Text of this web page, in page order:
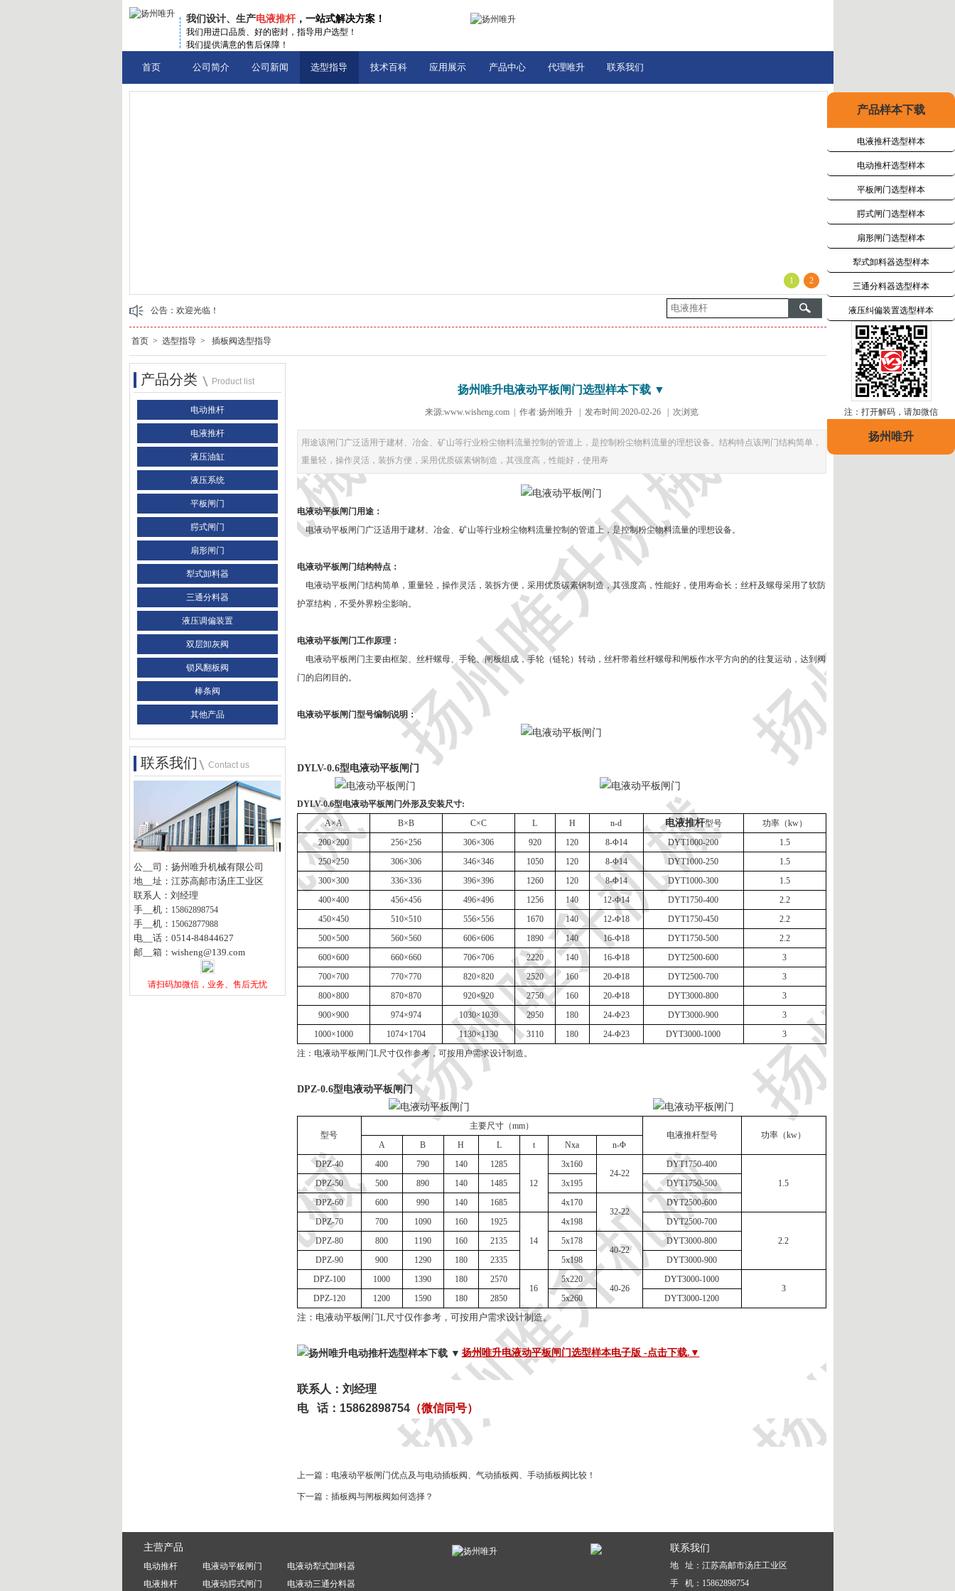
我们设计、生产电液推杆，一站式解决方案！
我们用进口品质、好的密封，指导用户选型！
我们提供满意的售后保障！
首页 公司简介 公司新闻 选型指导 技术百科 应用展示 产品中心 代理唯升 联系我们
1 2
公告： 欢迎光临！
首页 > 选型指导 > 插板阀选型指导
产品分类 Product list
电动推杆
电液推杆
液压油缸
液压系统
平板闸门
腭式闸门
扇形闸门
犁式卸料器
三通分料器
液压调偏装置
双层卸灰阀
锁风翻板阀
棒条阀
其他产品
联系我们 Contact us
公__ 司：扬州唯升机械有限公司
地__ 址：江苏高邮市汤庄工业区
联系人：刘经理
手__ 机： 15862898754
手__ 机： 15062877988
电__话： 0514-84844627
邮__ 箱： wisheng@139.com
请扫码加微信，业务、售后无忧​
扬州唯升电液动平板闸门选型样本下载 ▼
来源:www.wisheng.com 作者:扬州唯升 发布时间:2020-02-26 次浏览
用途该闸门广泛适用于建材、冶金、矿山等行业粉尘物料流量控制的管道上，是控制粉尘物料流量的理想设备。结构特点该闸门结构简单，
重量轻，操作灵活，装拆方便，采用优质碳素钢制造，其强度高，性能好，使用寿
电液动平板闸门 用途：
电液动平板闸门广泛适用于建材、冶金、矿山等行业粉尘物料流量控制的管道上，是控制粉尘物料流量的理想设备。
电液动平板闸门结构特点：
电液动平板闸门结构简单，重量轻，操作灵活，装拆方便，采用优质碳素钢制造，其强度高，性能好，使用寿命长；丝杆及螺母采用了软防
护罩结构，不受外界粉尘影响。
电液动平板闸门工作原理：
电液动平板闸门主要由框架、丝杆螺母、手轮、闸板组成，手轮（链轮）转动，丝杆带着丝杆螺母和闸板作水平方向的的往复运动，达到阀
门的启闭目的。
电液动平板闸门型号编制说明：
DYLV-0.6型电液动平板闸门
DYLV-0.6型电液动平板闸门外形及安装尺寸:
A×A
B×B C×C L H n-d 电液推杆型号
功率（kw）
200×200
256×256 306×306 920 120 8-Φ14 DYT1000-200
1.5
250×250
306×306 346×346 1050 120 8-Φ14 DYT1000-250
1.5
300×300
336×336 396×396 1260 120 8-Φ14 DYT1000-300
1.5
400×400
456×456 496×496 1256 140 12-Φ14 DYT1750-400
2.2
450×450
510×510 556×556 1670 140 12-Φ18 DYT1750-450
2.2
500×500
560×560 606×606 1890 140 16-Φ18 DYT1750-500
2.2
600×600
660×660 706×706 2220 140 16-Φ18 DYT2500-600
3
700×700
770×770 820×820 2520 160 20-Φ18 DYT2500-700
3
800×800
870×870 920×920 2750 160 20-Φ18 DYT3000-800
3
900×900
974×974 1030×1030 2950 180 24-Φ23 DYT3000-900
3
1000×1000
1074×1704 1130×1130 3110 180 24-Φ23 DYT3000-1000
3
注：电液动平板闸门L尺寸仅作参考，可按用户需求设计制造。
DPZ-0.6型电液动平板闸门
型号
主要尺寸（mm）
电液推杆型号
功率（kw）
A
B H L t Nxa
n-Φ
DPZ-40
400 790 140
1285
12
3x160
24-22
DYT1750-400
1.5
DPZ-50 500 890 140 1485 3x195
DYT1750-500
DPZ-60
600 990 140 1685
4x170
32-22
DYT2500-600
DPZ-70
700 1090 160
1925
14
4x198
DYT2500-700
2.2
DPZ-80 800 1190 160 2135
5x178
40-22
DYT3000-800
DPZ-90
900 1290 180 2335 5x198
DYT3000-900
DPZ-100
1000 1390 180
2570
16
5x220
40-26
DYT3000-1000
3
DPZ-120
1200 1590 180 2850 5x260 DYT3000-1200
注：电液动平板闸门L尺寸仅作参考，可按用户需求设计制造。
扬州唯升电液动平板闸门选型样本电子版 -点击下载.▼
联系人：刘经理
电 话： 15862898754（微信同号）
上一篇： 电液动平板闸门优点及与电动插板阀、气动插板阀、手动插板阀比较！
下一篇： 插板阀与闸板阀如何选择？
产品样本下载
电液推杆选型样本
电动推杆选型样本
平板闸门选型样本
腭式闸门选型样本
扇形闸门选型样本
犁式卸料器选型样本
三通分料器选型样本
液压纠偏装置选型样本
注：打开解码，请加微信
扬州唯升
主营产品
电动推杆 电液动平板闸门
电液动犁式卸料器
电液推杆
电液动腭式闸门 电液动三通分料器
联系我们
地 址：江苏高邮市汤庄工业区
手 机：15862898754